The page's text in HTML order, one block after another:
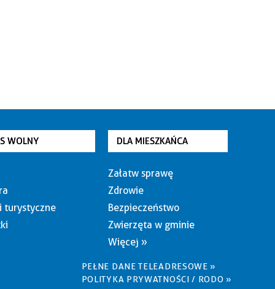
WOLNY
turystyczne
DLA MIESZKAŃCA
Załatw sprawę
Zdrowie
Bezpieczeństwo
Zwierzęta w gminie
Więcej »
PEŁNE DANE TELEADRESOWE »
POLITYKA PRYWATNOŚCI / RODO »